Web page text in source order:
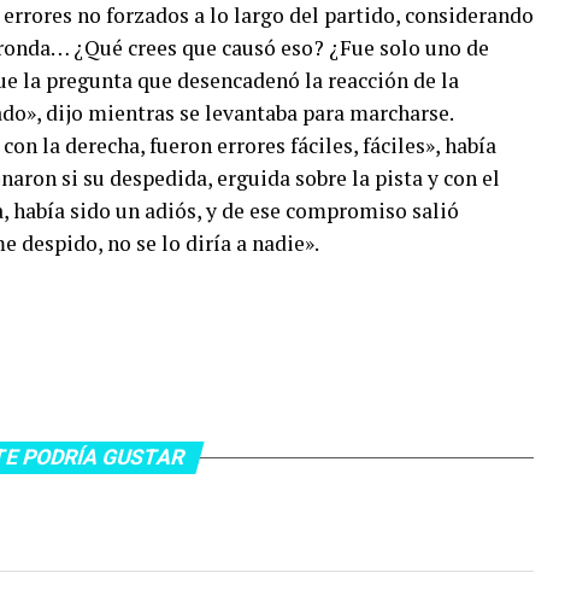
no forzados a lo largo del partido, considerando
¿Qué crees que causó eso? ¿Fue solo uno de
la pregunta que desencadenó la reacción de la
dijo mientras se levantaba para marcharse.
la derecha, fueron errores fáciles, fáciles», había
si su despedida, erguida sobre la pista y con el
sido un adiós, y de ese compromiso salió
despido, no se lo diría a nadie».
PODRÍA GUSTAR